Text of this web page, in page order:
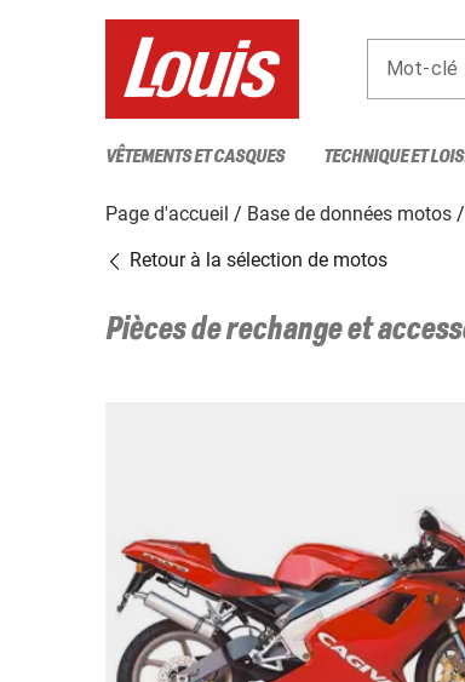
Mot-clé
VÊTEMENTS ET CASQUES TECHNIQUE ET
Page d'accueil Base de données motos
Retour à la sélection de motos
Pièces de rechange et